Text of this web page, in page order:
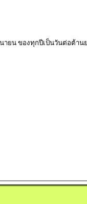
ายน ของทุกปีเป็นวันต่อต้า